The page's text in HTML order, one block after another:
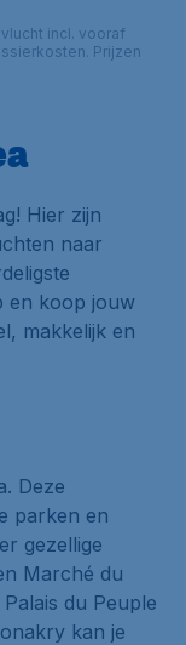
incl. vooraf
Prijzen
Hier zijn
naar
en koop jouw
makkelijk en
Deze
parken en
gezellige
Marché du
du Peuple
kan je